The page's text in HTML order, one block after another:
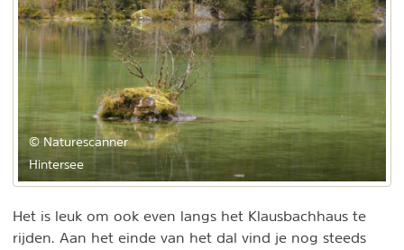
© Naturescanner
Hintersee
Het is leuk om ook even langs het Klausbachhaus te
rijden. Aan het einde van het dal vind je nog steeds